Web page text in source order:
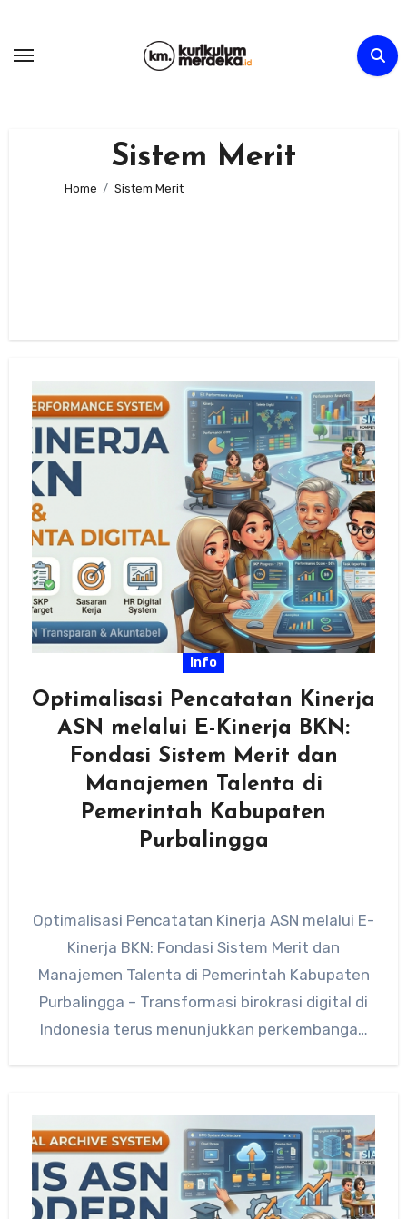
content
Sistem Merit
Home Sistem Merit
Info
Optimalisasi Pencatatan Kinerja
ASN melalui E-Kinerja BKN:
Fondasi Sistem Merit dan
Manajemen Talenta di
Pemerintah Kabupaten
Purbalingga
Optimalisasi Pencatatan Kinerja ASN melalui E-
Kinerja BKN: Fondasi Sistem Merit dan
Manajemen Talenta di Pemerintah Kabupaten
Purbalingga – Transformasi birokrasi digital di
Indonesia terus menunjukkan perkembangan